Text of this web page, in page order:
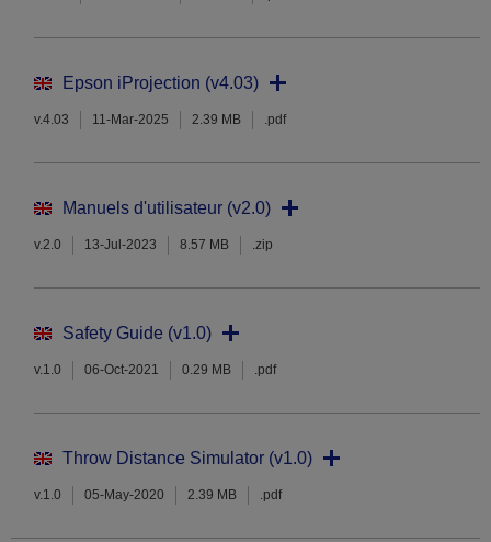
Epson iProjection (v4.03)
v.4.03 11-Mar-2025 2.39 MB .pdf
Manuels d'utilisateur (v2.0)
v.2.0 13-Jul-2023 8.57 MB .zip
Safety Guide (v1.0)
v.1.0 06-Oct-2021 0.29 MB .pdf
Throw Distance Simulator (v1.0)
v.1.0 05-May-2020 2.39 MB .pdf